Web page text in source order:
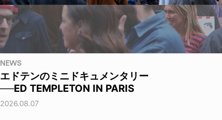
NEWS
エドテンのミニドキュメンタリー
──ED TEMPLETON IN PARIS
2026.08.07